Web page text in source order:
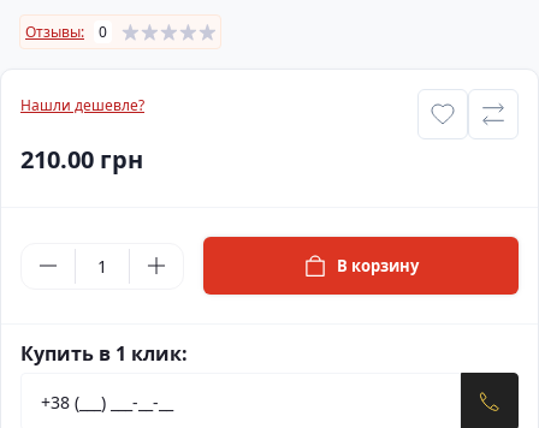
Отзывы: 0
Нашли дешевле?
210.00 грн
В корзину
Купить в 1 клик: